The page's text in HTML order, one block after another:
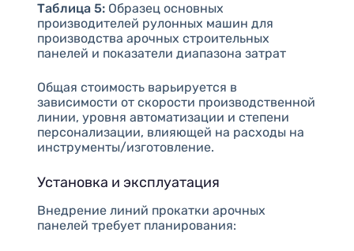
Таблица 5:Образец основных
производителей рулонных машин для
производства арочных строительных
панелей и показатели диапазона затрат
Общая стоимость варьируется в
зависимости от скорости производственной
линии, уровня автоматизации и степени
персонализации, влияющей на расходы на
инструменты/изготовление.
Установка и эксплуатация
Внедрение линий прокатки арочных
панелей требует планирования: